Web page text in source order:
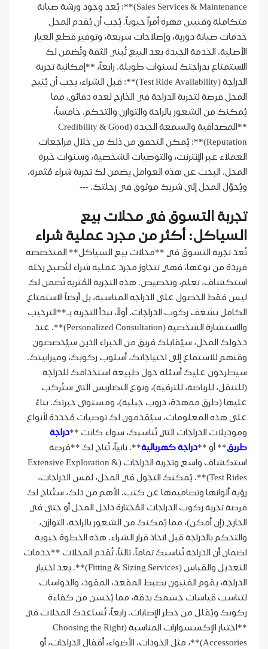
Sales Services & Maintenance)**: يُعد وجود ورشة صيانة
متكاملة وفنيين مهرة أمراً حيوياً. يُجب أن يُقدم المحل
خدمات صيانة دورية، وإصلاحات سريعة، وتوفير قطع الغيار
الأصلية. الخدمة الجيدة بعد البيع تُبني الثقة وتُضمن لك
الاستمتاع بدراجتك لسنوات طويلة. رابعاً، **إمكانية تجربة
الدراجة (Test Ride Availability)**: قبل الشراء، يجب أن يُتيح
المحل فرصة لتجربة الدراجة في الخارج لعدة دقائق، مما
يُمكنك من الشعور بالراحة والتوازن والتحكم. خامساً،
**المصداقية والسمعة الجيدة (Credibility & Good
Reputation)**: يُمكن التحقق من ذلك من خلال مراجعات
العملاء عبر الإنترنت، والتوصيات الشخصية، وسنوات خبرة
المحل. البحث عن هذه العوامل يضمن لك تجربة شراء مُثمرة،
ويُحوّل المحل إلى شريك موثوق في رحلتك. ---
تجربة التسوق في محلات بيع
السياكل: أكثر من مجرد عملية شراء
تُعد تجربة التسوق في **محلات بيع السياكل** المتخصصة
فريدة من نوعها، فهي تتجاوز مجرد عملية شراء لتُصبح رحلة
استكشاف، تعلم، وتخصيص. هذه التجربة المُثرية تُضمن لك
ليس فقط الحصول على الدراجة المناسبة، بل أيضاً الاستمتاع
الكامل بشغف ركوب الدراجات. أولاً، تبدأ التجربة بـ**الترحيب
والاستشارة الشخصية (Personalized Consultation)**. عند
دخولك المحل، سيُقابلك فريق من الخبراء الذين سيُخصصون
وقتهم للاستماع إلى احتياجاتك، أسلوب ركوبك، وميزانيتك.
سيطرحون عليك أسئلة حول طبيعة استخدامك للدراجة
(للتنقل، للرياضة، للترفيه)، ونوع التضاريس التي ستُركب
عليها (طرق ممهدة، دروب جبلية)، ومستوى خبرتك. بناءً
على هذه المعلومات، سيُقدمون لك توصيات مُحددة لأنواع
وموديلات الدراجات التي تُناسبك، سواء كانت **دراجة
طريق** أو **دراجة كهربائية**. ثانياً، تُتاح لك **فرصة
استكشاف واسع وتجربة الدراجات (Extensive Exploration &
Test Rides)**. يُمكنك التجول في المحل، لمس الدراجات،
رؤية ألوانها وتصاميمها عن كثب. الأهم من ذلك، ستُتاح لك
فرصة تجربة ركوب الدراجات المُختارة داخل المحل أو حتى في
الخارج (إن أمكن)، مما يُمكنك من الشعور بالراحة، التوازن،
والتحكم بالدراجة قبل اتخاذ قرار الشراء. هذه الخطوة حيوية
لضمان أن الدراجة تُناسبك تماماً. ثالثاً، تُقدم المحلات **خدمات
التعديل والقياس (Fitting & Sizing Services)**. بعد اختيار
الدراجة، يقوم الفنيون بضبط المقعد، المقود، والدواسات
لتناسب قياسات جسمك بدقة، مما يُحسن من كفاءة
ركوبك ويُقلل من خطر الإصابات. رابعاً، تُساعدك المحلات في
**اختيار الإكسسوارات المناسبة (Choosing the Right
Accessories)**، مثل الخوذات، الأضواء، أقفال الدراجات، أو